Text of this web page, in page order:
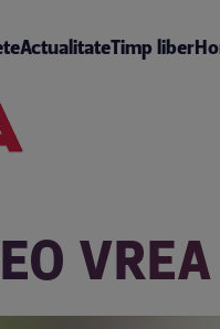
ActualitateTimp liber